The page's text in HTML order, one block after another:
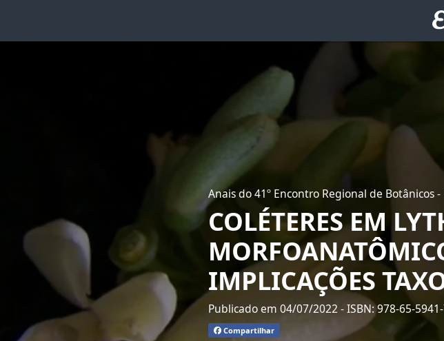
Anais do 41º Encontro Regional de Botânicos -
COLÉTERES EM
IMPLICAÇÕES
Publicado em 04/07/2022- ISBN: 978-65-
Compartilhar